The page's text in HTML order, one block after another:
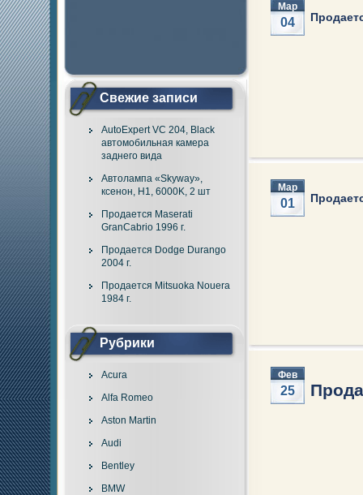
Свежие записи
AutoExpert VC 204, Black
автомобильная камера
заднего вида
Автолампа «Skyway»,
ксенон, H1, 6000K, 2 шт
Продается Maserati
GranCabrio 1996 г.
Продается Dodge Durango
2004 г.
Продается Mitsuoka Nouera
1984 г.
Рубрики
Acura
Alfa Romeo
Aston Martin
Audi
Bentley
BMW
Мар
04
Мар
01
Фев
25